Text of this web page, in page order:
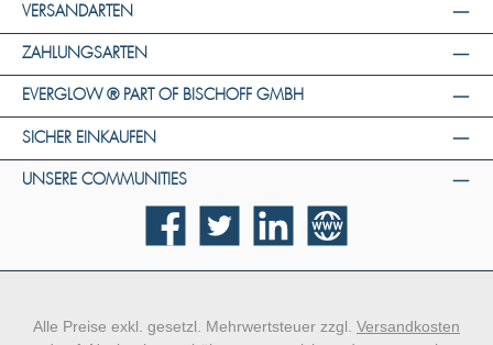
VERSANDARTEN
ZAHLUNGSARTEN
EVERGLOW ® PART OF BISCHOFF GMBH
SICHER EINKAUFEN
UNSERE COMMUNITIES
FacebookTwitter LinkedIn Website
Alle Preise exkl. gesetzl. Mehrwertsteuer zzgl. Versandkosten